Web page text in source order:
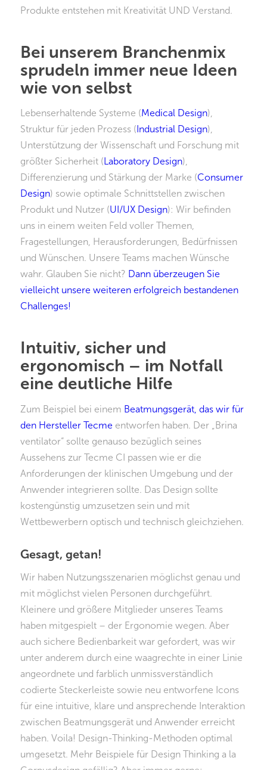
Produkte entstehen mit Kreativität UND Verstand.
Bei unserem Branchenmix
sprudeln immer neue Ideen
wie von selbst
Lebenserhaltende Systeme (Medical Design),
Struktur für jeden Prozess ( Industrial Design),
Unterstützung der Wissenschaft und Forschung mit
größter Sicherheit ( Laboratory Design),
Differenzierung und Stärkung der Marke (Consumer
Design) sowie optimale Schnittstellen zwischen
Produkt und Nutzer (UI/UX Design): Wir befinden
uns in einem weiten Feld voller Themen,
Fragestellungen, Herausforderungen, Bedürfnissen
und Wünschen. Unsere Teams machen Wünsche
wahr. Glauben Sie nicht? Dann überzeugen Sie
vielleicht unsere weiteren erfolgreich bestandenen
Challenges!
Intuitiv, sicher und
ergonomisch – im Notfall
eine deutliche Hilfe
Zum Beispiel bei einem Beatmungsgerät, das wir für
den Hersteller Tecme entworfen haben. Der „Brina
ventilator“ sollte genauso bezüglich seines
Aussehens zur Tecme CI passen wie er die
Anforderungen der klinischen Umgebung und der
Anwender integrieren sollte. Das Design sollte
kostengünstig umzusetzen sein und mit
Wettbewerbern optisch und technisch gleichziehen.
Gesagt, getan!
Wir haben Nutzungsszenarien möglichst genau und
mit möglichst vielen Personen durchgeführt.
Kleinere und größere Mitglieder unseres Teams
haben mitgespielt – der Ergonomie wegen. Aber
auch sichere Bedienbarkeit war gefordert, was wir
unter anderem durch eine waagrechte in einer Linie
angeordnete und farblich unmissverständlich
codierte Steckerleiste sowie neu entworfene Icons
für eine intuitive, klare und ansprechende Interaktion
zwischen Beatmungsgerät und Anwender erreicht
haben. Voila! Design-Thinking-Methoden optimal
umgesetzt. Mehr Beispiele für Design Thinking a la